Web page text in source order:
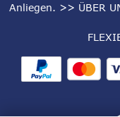
Anliegen. >> ÜBER